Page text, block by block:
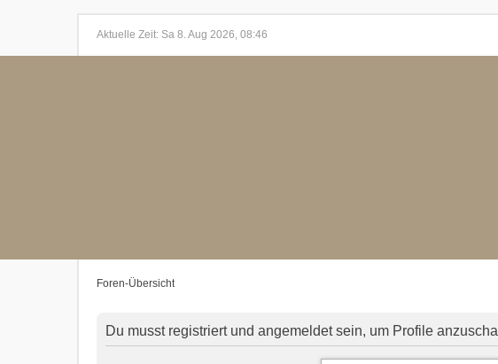
Aktuelle Zeit: Sa 8. Aug 2026, 08:46
Foren-Übersicht
Du musst registriert und angemeldet sein, um Profile